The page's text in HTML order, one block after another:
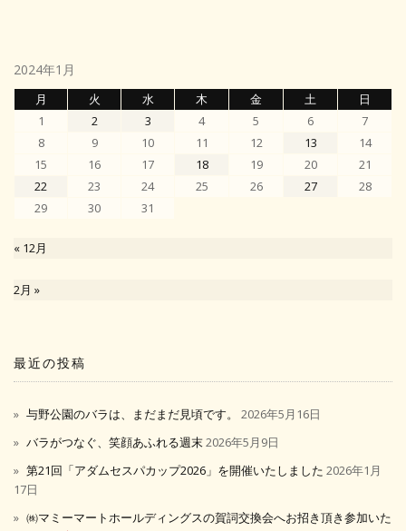
2024年1月
月 火 水 木 金 土
日
1
2 3 4 5 6
7
8
9 10 11 12 13
14
15
16 17 18 19 20
21
22
23 24 25 26 27
28
29
30 31
« 12月
2月 »
最近の投稿
与野公園のバラは、まだまだ見頃です。
2026年5月16日
バラがつなぐ、笑顔あふれる週末2026年5月9日
第21回「アダムセスパカップ2026」を開催いたしました 2026年1月
17日
㈱マミーマートホールディングスの賀詞交換会へお招き頂き参加いた